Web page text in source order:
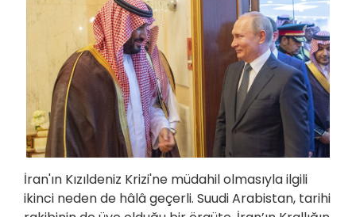
İran'ın Kızıldeniz Krizi'ne müdahil olmasıyla ilgili
ikinci neden de hâlâ geçerli. Suudi Arabistan, tarihi